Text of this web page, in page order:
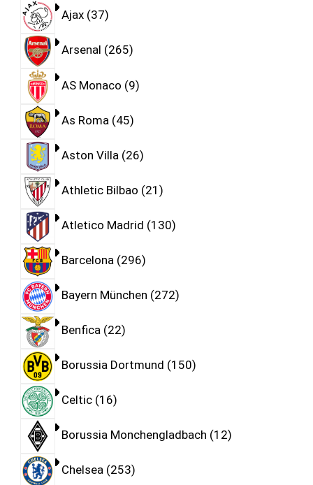
Ajax 37
Arsenal 265
AS Monaco 9
As Roma 45
Aston Villa 26
Athletic Bilbao 21
Atletico Madrid 130
Barcelona 296
Bayern München 272
Benfica 22
Borussia Dortmund 150
Celtic 16
Borussia Monchengladbach 12
Chelsea 253